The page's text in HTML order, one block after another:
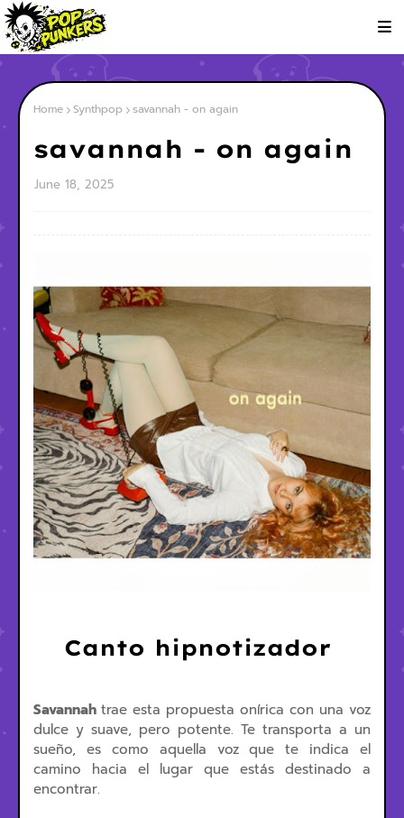
Home Synthpop savannah - on again
savannah - on again
June 18, 2025
Canto hipnotizador
Savannah trae esta propuesta onírica con una voz
dulce y suave, pero potente. Te transporta a un
sueño, es como aquella voz que te indica el
camino hacia el lugar que estás destinado a
encontrar.